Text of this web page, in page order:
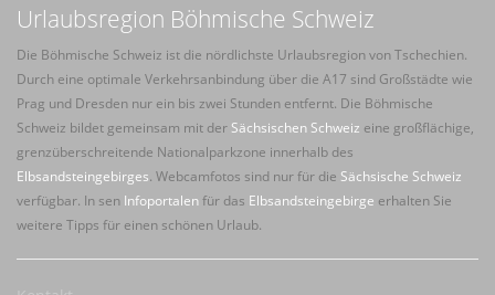
Urlaubsregion Böhmische Schweiz
Die Böhmische Schweiz ist die nördlichste Urlaubsregion von Tschechien.
Durch eine optimale Verkehrsanbindung über die A17 sind Großstädte wie
Prag und Dresden nur ein bis zwei Stunden entfernt. Die Böhmische
Schweiz bildet gemeinsam mit der Sächsischen Schweiz eine großflächige,
grenzüberschreitende Nationalparkzone innerhalb des
Elbsandsteingebirges. Webcamfotos sind nur für die Sächsische Schweiz
verfügbar. In sen Infoportalenfür das Elbsandsteingebirge erhalten Sie
weitere Tipps für einen schönen Urlaub.